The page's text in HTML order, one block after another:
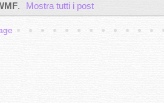
. Mostra tutti i post